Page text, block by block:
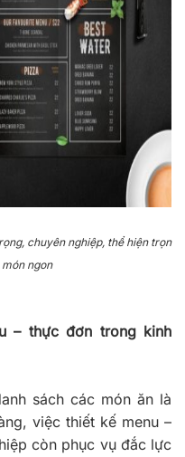
chuyên nghiệp, thể hiện trọn
ngon
– thực đơn trong kinh
sách các món ăn là
việc thiết kế menu –
còn phục vụ đắc lực